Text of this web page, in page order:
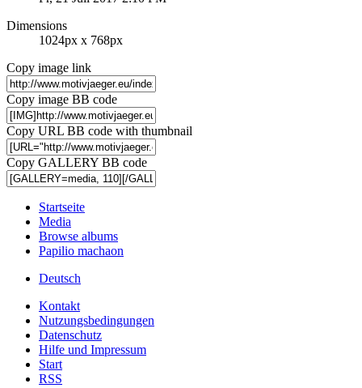
Dimensions
1024px x 768px
Copy image link
Copy image BB code
Copy URL BB code with thumbnail
Copy GALLERY BB code
Startseite
Media
Browse albums
Papilio machaon
Deutsch
Kontakt
Nutzungsbedingungen
Datenschutz
Hilfe und Impressum
Start
RSS